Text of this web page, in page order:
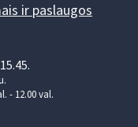
ir paslaugos
- 12.00 val.